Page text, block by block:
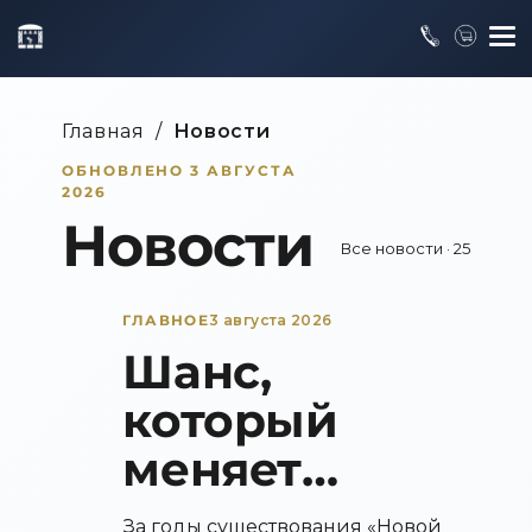
Главная / Новости
ОБНОВЛЕНО 3 АВГУСТА
2026
Новости Все новости · 25
ГЛАВНОЕ3 августа 2026
Шанс,
который
меняет
музыкальную
За годы существования «Новой